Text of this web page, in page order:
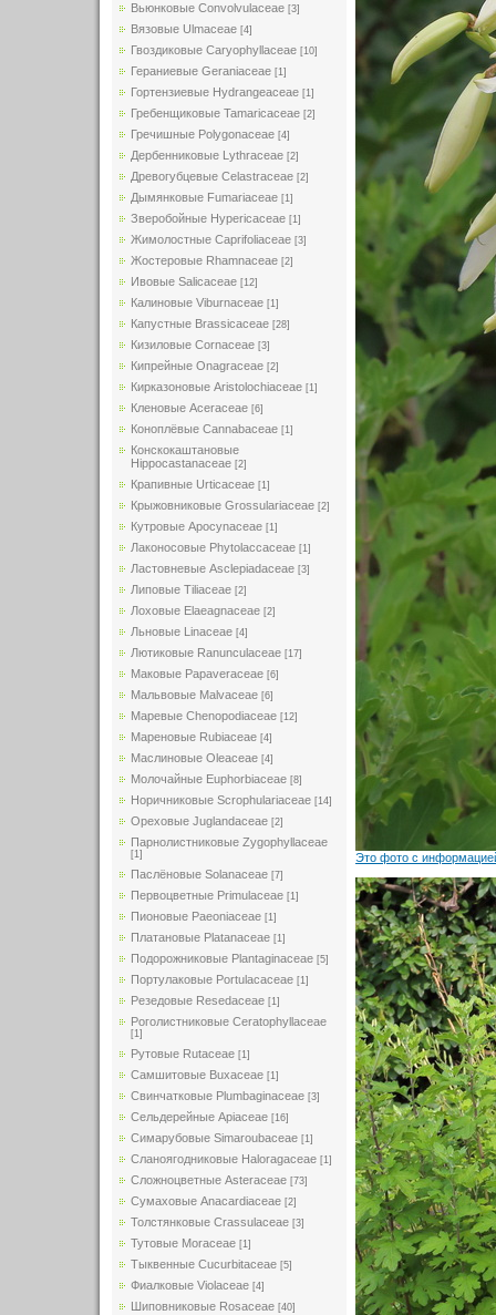
Вьюнковые Convolvulaceae [3]
Вязовые Ulmaceae [4]
Гвоздиковые Caryophyllaceae [10]
Гераниевые Geraniaceae [1]
Гортензиевые Hydrangeaceae [1]
Гребенщиковые Tamaricaceae [2]
Гречишные Polygonaceae [4]
Дербенниковые Lythraceae [2]
Древогубцевые Celastraceae [2]
Дымянковые Fumariaceae [1]
Зверобойные Hypericaceae [1]
Жимолостные Caprifoliaceae [3]
Жостеровые Rhamnaceae [2]
Ивовые Salicaceae [12]
Калиновые Viburnaceae [1]
Капустные Brassicaceae [28]
Кизиловые Cornaceae [3]
Кипрейные Onagraceae [2]
Кирказоновые Aristolochiaceae [1]
Кленовые Aceraceae [6]
Коноплёвые Cannabaceae [1]
Конскокаштановые
Hippocastanaceae [2]
Крапивные Urticaceae [1]
Крыжовниковые Grossulariaceae [2]
Кутровые Apocynaceae [1]
Лаконосовые Phytolaccaceae [1]
Ластовневые Asclepiadaceae [3]
Липовые Tiliaceae [2]
Лоховые Elaeagnaceae [2]
Льновые Linaceae [4]
Лютиковые Ranunculaceae [17]
Маковые Papaveraceae [6]
Мальвовые Malvaceae [6]
Маревые Chenopodiaceae [12]
Мареновые Rubiaceae [4]
Маслиновые Oleaceae [4]
Молочайные Euphorbiaceae [8]
Норичниковые Scrophulariaceae [14]
Ореховые Juglandaceae [2]
Парнолистниковые Zygophyllaceae
[1]
Паслёновые Solanaceae [7]
Первоцветные Primulaceae [1]
Пионовые Paeoniaceae [1]
Платановые Platanaceae [1]
Подорожниковые Plantaginaceae [5]
Портулаковые Portulacaceae [1]
Резедовые Resedaceae [1]
Роголистниковые Ceratophyllaceae
[1]
Рутовые Rutaceae [1]
Самшитовые Buxaceae [1]
Свинчатковые Plumbaginaceae [3]
Сельдерейные Apiaceae [16]
Симарубовые Simaroubaceae [1]
Сланоягодниковые Haloragaceae [1]
Сложноцветные Asteraceae [73]
Сумаховые Anacardiaceae [2]
Толстянковые Crassulaceae [3]
Тутовые Moraceae [1]
Тыквенные Cucurbitaceae [5]
Фиалковые Violaceae [4]
Шиповниковые Rosaceae [40]
Это фото с